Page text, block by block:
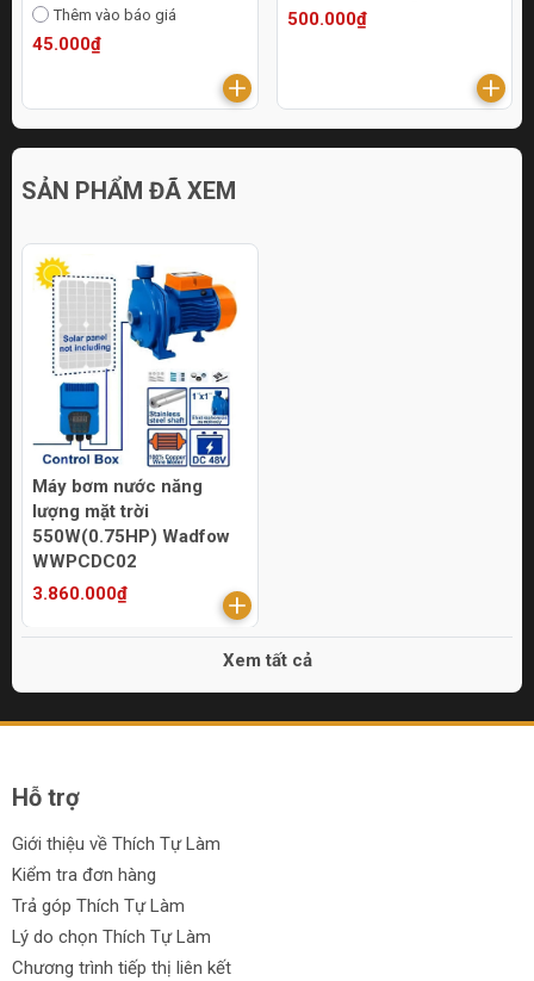
Thêm vào báo giá
45.000₫
500.000₫
SẢN PHẨM ĐÃ XEM
Máy bơm nước năng
lượng mặt trời
550W(0.75HP) Wadfow
WWPCDC02
3.860.000₫
Xem tất cả
Hỗ trợ
Giới thiệu về Thích Tự Làm
Kiểm tra đơn hàng
Trả góp Thích Tự Làm
Lý do chọn Thích Tự Làm
Chương trình tiếp thị liên kết